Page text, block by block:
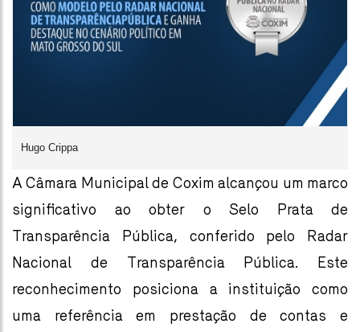
Hugo Crippa
A Câmara Municipal de Coxim alcançou um marco
significativo ao obter o Selo Prata de
Transparência Pública, conferido pelo Radar
Nacional de Transparência Pública. Este
reconhecimento posiciona a instituição como
uma referência em prestação de contas e